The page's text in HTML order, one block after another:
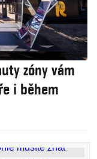
zóny vám
i během